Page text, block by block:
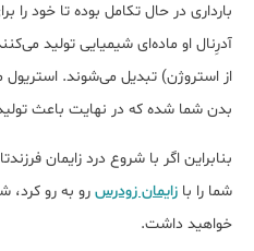
بارداری در حال تکامل بوده تا خود را
آدرِنال او ماده‌ای شیمیایی تولید
از استروژن) تبدیل می‌شوند. استریول
بدن شما شده که در نهایت باعث
بنابراین اگر با شروع درد زایمان
شما را با زایمان زودرس رو به رو کرد،
خواهید داشت.